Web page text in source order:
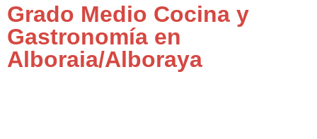
Grado Medio Cocina y
Gastronomía en
Alboraia/Alboraya